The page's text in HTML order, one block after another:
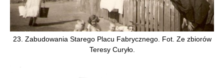
23. Zabudowania Starego Placu Fabrycznego. Fot. Ze zbiorów
Teresy Curyło.